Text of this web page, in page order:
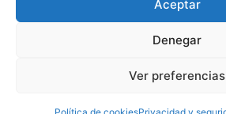
Aceptar
Denegar
Ver preferencias
Herbalife Independiente. Sitio web